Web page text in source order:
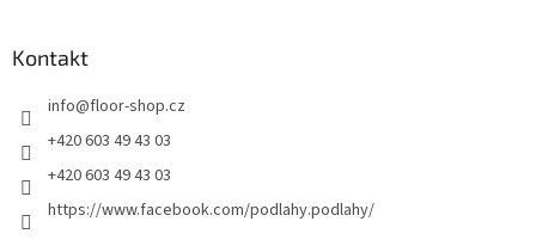
Kontakt
info@floor-shop.cz
+420 603 49 43 03
+420 603 49 43 03
https://www.facebook.com/podlahy.podlahy/